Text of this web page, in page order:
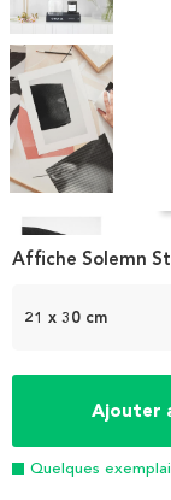
1
21 x 30 cm
Ajouter
Quelques
Affiche Solemn